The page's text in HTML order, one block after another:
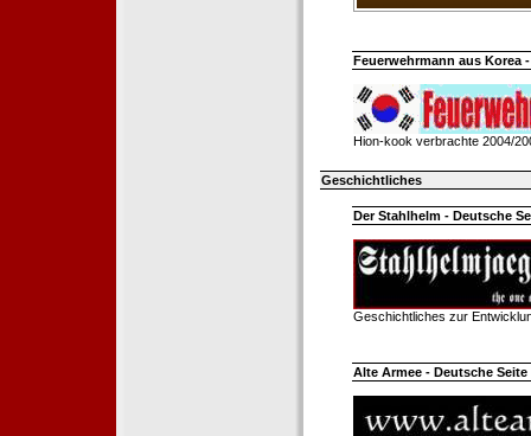
Feuerwehrmann aus Korea
Hion-kook verbrachte 2004/
Geschichtliches
Der Stahlhelm - Deutsche
Geschichtliches zur
Alte Armee - Deutsche Seite